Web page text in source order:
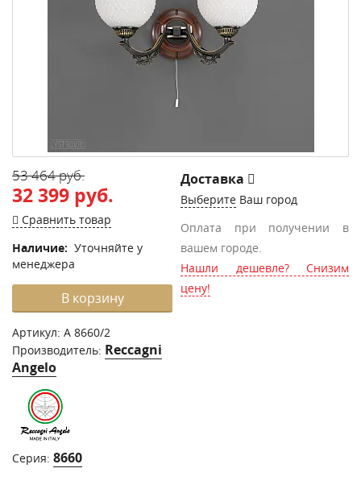
53 464 руб.
32 399 руб.
Сравнить товар
Наличие: Уточняйте у
менеджера
В корзину
Артикул: A 8660/2
Производитель: Reccagni
Angelo
Серия: 8660
Доставка
Выберите Ваш город
Оплата при получении в
вашем городе.
Нашли дешевле? Снизим
цену!